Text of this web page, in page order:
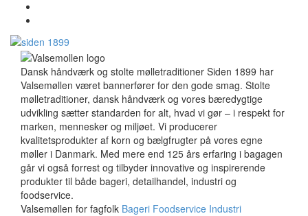
Dansk håndværk og stolte mølletraditioner Siden 1899 har
Valsemøllen været bannerfører for den gode smag. Stolte
mølletraditioner, dansk håndværk og vores bæredygtige
udvikling sætter standarden for alt, hvad vi gør – i respekt for
marken, mennesker og miljøet. Vi producerer
kvalitetsprodukter af korn og bælgfrugter på vores egne
møller i Danmark. Med mere end 125 års erfaring i bagagen
går vi også forrest og tilbyder innovative og inspirerende
produkter til både bageri, detailhandel, industri og
foodservice.
Valsemøllen for fagfolk Bageri Foodservice Industri